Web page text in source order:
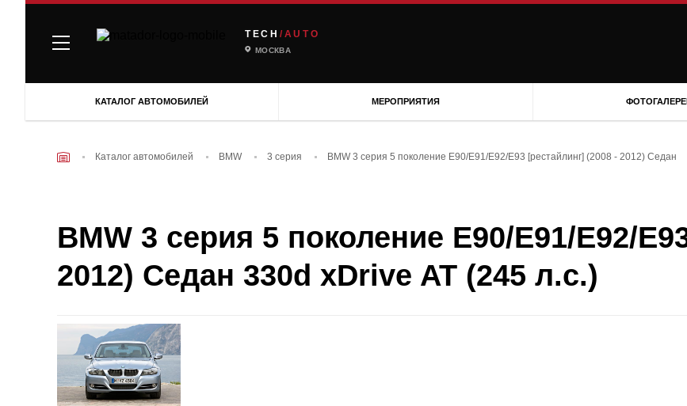
TECH /AUTO
МОСКВА
КАТАЛОГ АВТОМОБИЛЕЙ МЕРОПРИЯТИЯ
Каталог автомобилей BMW 3 серия BMW 3 серия 5 поколение E90/E91/E92/E93 [рестайлинг] (2008 - 2012) Седан
BMW 3 серия 5 поколение E90/E91/E92/
2012) Седан 330d xDrive AT (245 л.с.)